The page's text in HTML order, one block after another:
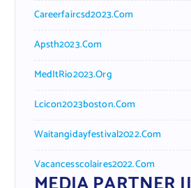
Careerfaircsd2023.com
Apsth2023.com
MedItRio2023.org
Lcicon2023boston.com
Waitangidayfestival2022.com
Vacancesscolaires2022.com